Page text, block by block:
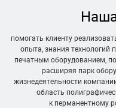
помогать клиенту
опыта, знания технологий
печатным оборудованием,
расширяя парк
жизнедеятельности
область
к перманентному